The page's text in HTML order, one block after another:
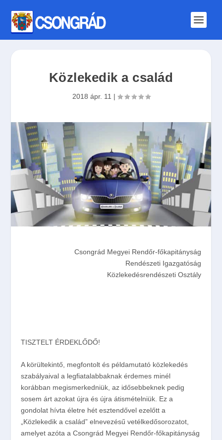
Közlekedik a család
2018 ápr. 11 |
Csongrád Megyei Rendőr-főkapitányság
Rendészeti Igazgatóság
Közlekedésrendészeti Osztály
TISZTELT ÉRDEKLŐDŐ!
A körültekintő, megfontolt és példamutató közlekedés
szabályaival a legfiatalabbaknak érdemes minél
korábban megismerkedniük, az idősebbeknek pedig
sosem árt azokat újra és újra átismételniük. Ez a
gondolat hívta életre hét esztendővel ezelőtt a
„Közlekedik a család” elnevezésű vetélkedősorozatot,
amelyet azóta a Csongrád Megyei Rendőr-főkapitányság